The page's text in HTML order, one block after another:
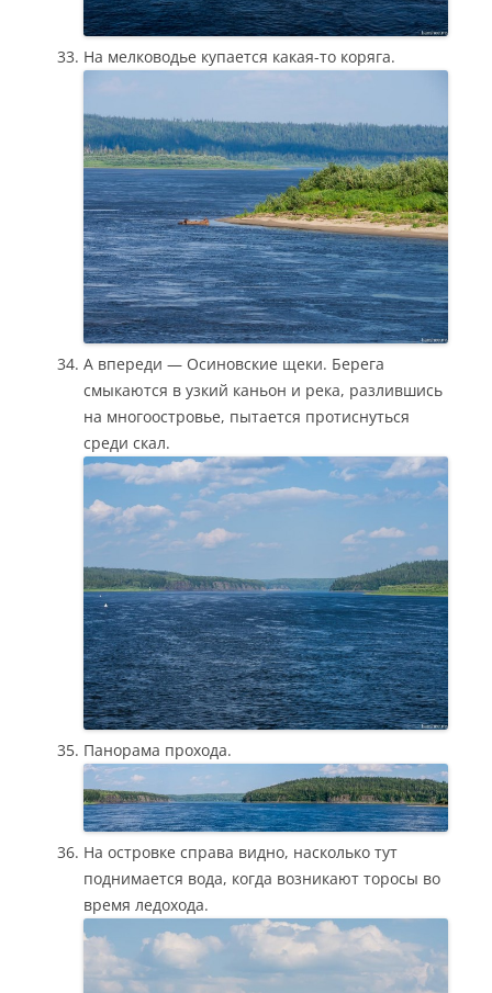
На мелководье купается какая-то коряга.
А впереди — Осиновские щеки. Берега
смыкаются в узкий каньон и река, разлившись
на многоостровье, пытается протиснуться
среди скал.
Панорама прохода.
На островке справа видно, насколько тут
поднимается вода, когда возникают торосы во
время ледохода.